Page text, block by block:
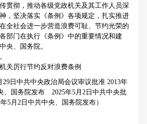
贯彻，推动各级党政机关及其工作人员深
，坚决落实《条例》各项规定，扎实推进
全社会进一步营造浪费可耻、节约光荣的
部门在执行《条例》中的重要情况和建
央、国务院。
关厉行节约反对浪费条例
29日中共中央政治局会议审议批准 2013年
、国务院发布 2025年5月2日中共中央批
5月2日中共中央、国务院发布）